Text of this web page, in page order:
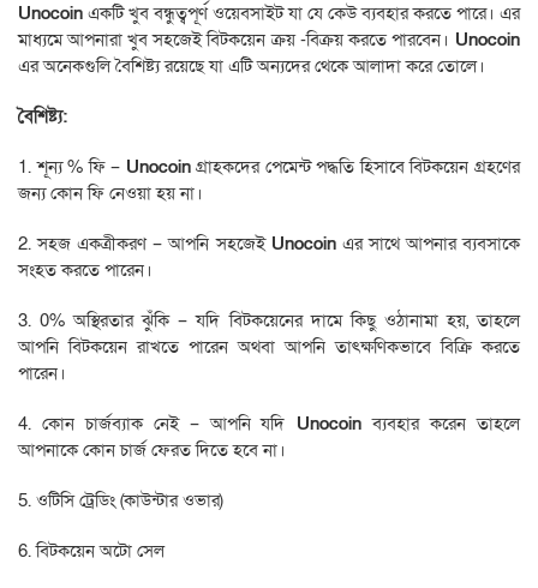
Unocoin একটি খুব বন্ধুত্বপূর্ণ ওয়েবসাইট যা যে কেউ ব্যবহার করতে পারে। এর
মাধ্যমে আপনারা খুব সহজেই বিটকয়েন ক্রয় -বিক্রয় করতে পারবেন। Unocoin
এর অনেকগুলি বৈশিষ্ট্য রয়েছে যা এটি অন্যদের থেকে আলাদা করে তোলে।
বৈশিষ্ট্য:
1. শূন্য % ফি – Unocoinগ্রাহকদের পেমেন্ট পদ্ধতি হিসাবে বিটকয়েন গ্রহণের
জন্য কোন ফি নেওয়া হয় না।
2. সহজ একত্রীকরণ – আপনি সহজেই Unocoinএর সাথে আপনার ব্যবসাকে
সংহত করতে পারেন।
3. 0% অস্থিরতার ঝুঁকি – যদি বিটকয়েনের দামে কিছু ওঠানামা হয়, তাহলে
আপনি বিটকয়েন রাখতে পারেন অথবা আপনি তাৎক্ষণিকভাবে বিক্রি করতে
পারেন।
4. কোন চার্জব্যাক নেই – আপনি যদি Unocoin ব্যবহার করেন তাহলে
আপনাকে কোন চার্জ ফেরত দিতে হবে না।
5. ওটিসি ট্রেডিং (কাউন্টার ওভার)
6. বিটকয়েন অটো সেল